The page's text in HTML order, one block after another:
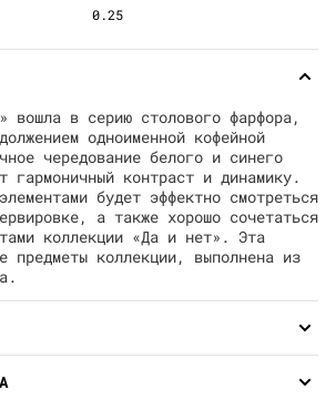
0.25
вошла в серию столового фарфора,
одноименной кофейной
чередование белого и синего
гармоничный контраст и динамику.
будет эффектно смотреться
а также хорошо сочетаться
коллекции «Да и нет». Эта
предметы коллекции, выполнена из